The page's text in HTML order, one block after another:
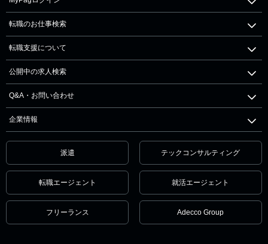
転職のお仕事検索
転職支援について
公開中の求人検索
Q&A・お問い合わせ
企業情報
派遣 テックコンサルティング
転職エージェント 就活エージェント
フリーランス Adecco Group